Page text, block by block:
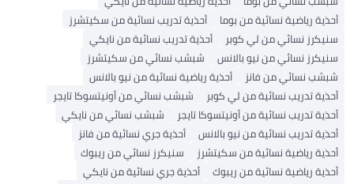
أحذية رياضية نسائية من بوما
أحذية تدريب نسائية من سكيتشرز
سنيكرز نسائي من لي كوبر
أحذية تدريب نسائية من نايكي
سنيكرز نسائي من نيو بالانس
شبشب نسائي من سكيتشرز
شبشب نسائي من فانز
أحذية رياضية نسائية من نيو بالانس
أحذية تدريب نسائية من لي كوبر
شبشب نسائي من أونيتسوكا تايجر
أحذية تدريب نسائية من أونيتسوكا تايجر
شبشب نسائي من نايكي
أحذية تدريب نسائية من نيو بالانس
أحذية جري نسائية من فانز
أحذية رياضية نسائية من سكيتشرز
سنيكرز نسائي من ريبوك
أحذية رياضية نسائية من ريبوك
أحذية جري نسائية من نايكي